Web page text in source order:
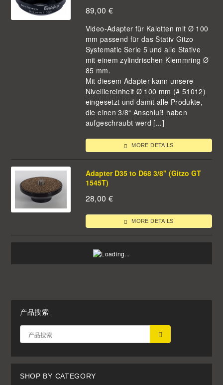
89,00 €
Video-Adapter für Kalotten mit Ø 100
mm passend für das Stativ Gitzo
Systematic Serie 5 und alle Stative
mit einem zylindrischen Klemmring Ø
85 mm.
Mit diesem Adapter kann unsere
Nivelliereinheit Ø 100 mm (# 51012)
eingesetzt und damit alle Produkte,
die einen 3/8“ Anschluß haben
aufgeschraubt werd [...]
MORE DETAILS
Adapter D35 to D68 3/8" (Gitzo GT
1545T)
28,00 €
MORE DETAILS
产品搜索
SHOP BY CATEGORY